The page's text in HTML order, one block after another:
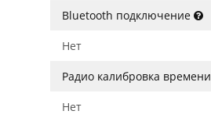
Bluetooth подключение
Нет
Радио калибровка времени
Нет